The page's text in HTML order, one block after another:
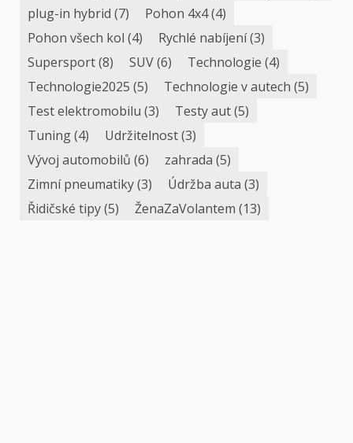
plug-in hybrid (7) Pohon 4x4(4)
Pohon všech kol (4) Rychlé nabíjení(3)
Supersport(8) SUV(6) Technologie (4)
Technologie2025 (5) Technologie v autech (5)
Test elektromobilu (3) Testy aut(5)
Tuning(4) Udržitelnost(3)
Vývoj automobilů (6) zahrada (5)
Zimní pneumatiky(3) Údržba auta (3)
Řidičské tipy(5) ŽenaZaVolantem (13)